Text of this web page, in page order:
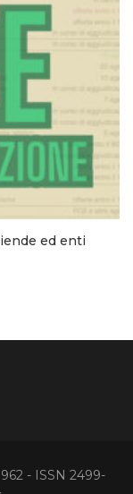
ed enti
- ISSN 2499-